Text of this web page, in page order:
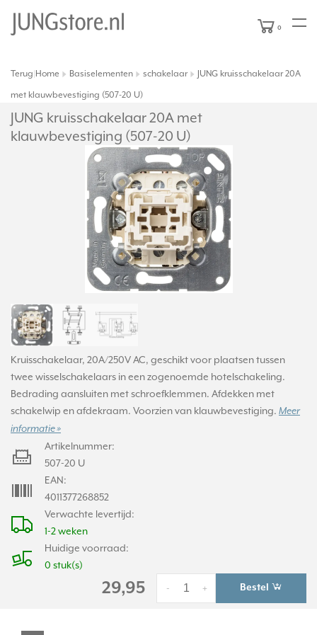
0
Terug Home Basiselementen schakelaar JUNG kruisschakelaar 20A
met klauwbevestiging (507-20 U)
JUNG kruisschakelaar 20A met
klauwbevestiging (507-20 U)
Kruisschakelaar, 20A/250V AC, geschikt voor plaatsen tussen
twee wisselschakelaars in een zogenoemde hotelschakeling.
Bedrading aansluiten met schroefklemmen. Afdekken met
schakelwip en afdekraam. Voorzien van klauwbevestiging. Meer
informatie »
Verwachte levertijd:
1-2 weken
Huidige voorraad:
0 stuk(s)
Artikelnummer:
507-20 U
EAN:
4011377268852
29,95 +
- Bestel